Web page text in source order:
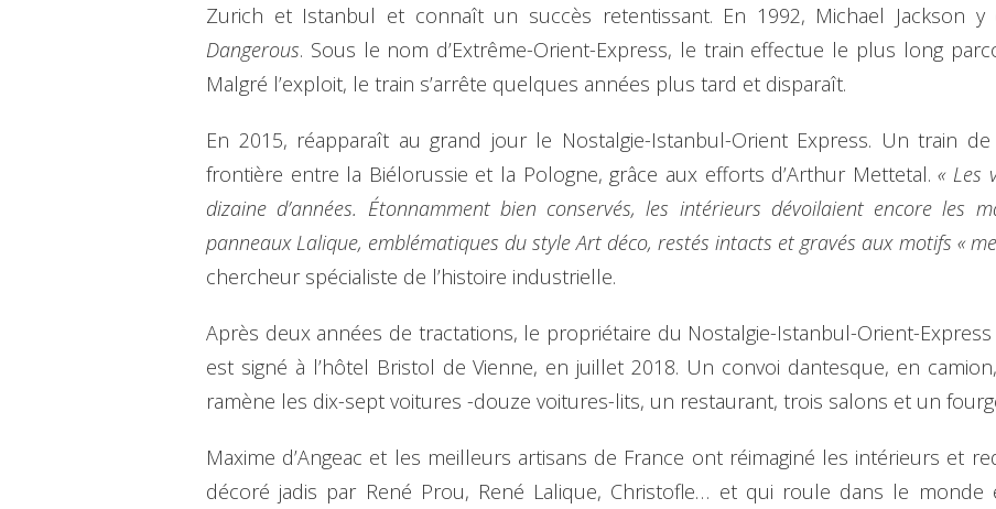
Zurich et Istanbul et connaît un succès retentissant. En 1992, Michael Jackson
Dangerous. Sous le nom d’Extrême-Orient-Express, le train effectue le plus long
Malgré l’exploit, le train s’arrête quelques années plus tard et disparaît.
En 2015, réapparaît au grand jour le Nostalgie-Istanbul-Orient Express. Un train
frontière entre la Biélorussie et la Pologne, grâce aux efforts d’Arthur Mettetal.« Les
dizaine d’années. Étonnamment bien conservés, les intérieurs dévoilaient encore les
panneaux Lalique, emblématiques du style Art déco, restés intacts et gravés aux motifs «
chercheur spécialiste de l’histoire industrielle.
Après deux années de tractations, le propriétaire du Nostalgie-Istanbul-Orient-
est signé à l’hôtel Bristol de Vienne, en juillet 2018. Un convoi dantesque, en
ramène les dix-sept voitures -douze voitures-lits, un restaurant, trois salons et un
Maxime d’Angeac et les meilleurs artisans de France ont réimaginé les intérieurs et
décoré jadis par René Prou, René Lalique, Christofle… et qui roule dans le monde